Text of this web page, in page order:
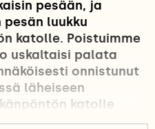
pesään, ja
luukku
katolle. Poistuimme
uskaltaisi palata
onnistunut
läheiseen
katolle
tapahtuman